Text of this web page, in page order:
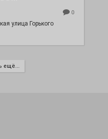
0
улица Горького
ещё...